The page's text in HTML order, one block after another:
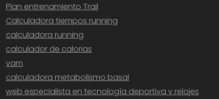
Plan entrenamiento Trail
Calculadora tiempos running
calculadora running
calculador de calorias
vam
calculadora metabolismo basal
web especialista en tecnología deportiva y relojes